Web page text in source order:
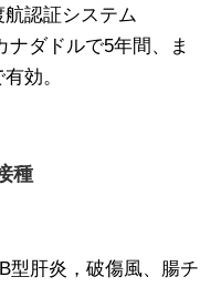
認証システム
ナダドルで5年間、ま
効。
種
型肝炎，破傷風、腸チ